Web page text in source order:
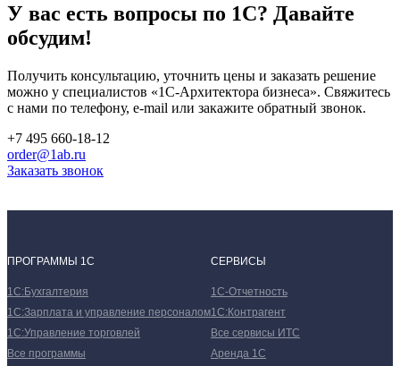
У вас есть вопросы по 1С? Давайте
обсудим!
Получить консультацию, уточнить цены и заказать решение
можно у специалистов «1С-Архитектора бизнеса». Свяжитесь
с нами по телефону, e-mail или закажите обратный звонок.
+7 495 660-18-12
order@1ab.ru
Заказать звонок
ПРОГРАММЫ 1С
1С:Бухгалтерия
1С:Зарплата и управление персоналом
1С:Управление торговлей
Все программы
СЕРВИСЫ
1С-Отчетность
1С:Контрагент
Все сервисы ИТС
Аренда 1С